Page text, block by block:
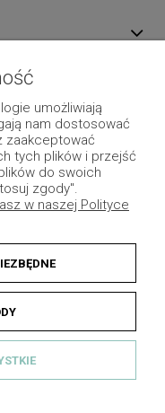
umożliwiają
nam dostosować
zaakceptować
tych plików i przejść
do swoich
zgody".
w naszej Polityce